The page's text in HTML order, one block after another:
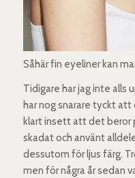
Såhär fin eyeliner kan
Tidigare har jag inte alls
har nog snarare tyckt
klart insett att det beror
skadat och använt
dessutom för ljus färg.
men för några år sedan